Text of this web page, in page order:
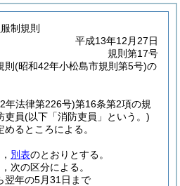
制規則
平成13年12月27日
規則第17号
則(昭和42年小松島市規則第5号)の
年法律第226号)第16条第2項の規
吏員(以下「消防吏員」という。)
るところによる。
別表のとおりとする。
次の区分による。
年の5月31日まで